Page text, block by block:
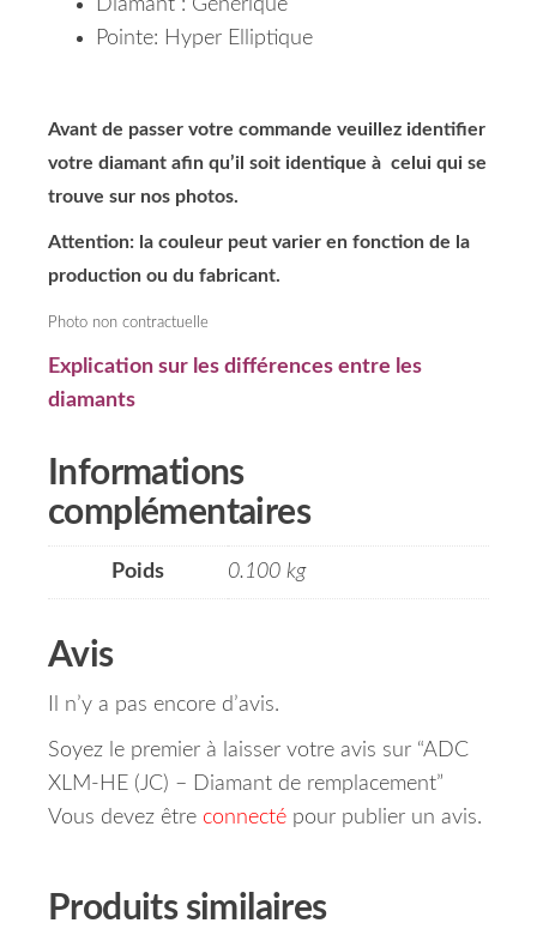
Diamant : Générique
Pointe: Hyper Elliptique
Avant de passer votre commande veuillez identifier
votre diamant afin qu’il soit identique à celui qui se
trouve sur nos photos.
Attention: la couleur peut varier en fonction de la
production ou du fabricant.
Photo non contractuelle
Explication sur les différences entre les
diamants
Informations
complémentaires
Poids 0.100 kg
Avis
Il n’y a pas encore d’avis.
Soyez le premier à laisser votre avis sur “ADC
XLM-HE (JC) – Diamant de remplacement”
Vous devez être connecté pour publier un avis.
Produits similaires